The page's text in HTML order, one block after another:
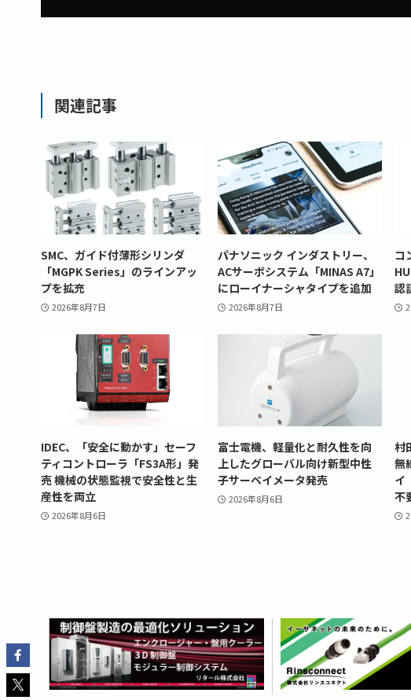
関連記事
SMC、ガイド付薄形シリンダ
「MGPK Series」のラインアッ
プを拡充
2026年8月7日
パナソニック インダストリー、
ACサーボシステム「MINAS A7」
にローイナーシャタイプを追加
2026年8月7日
コ
認
IDEC、「安全に動かす」セーフ
ティコントローラ「FS3A形」発
売 機械の状態監視で安全性と生
産性を両立
2026年8月6日
富士電機、軽量化と耐久性を向
上したグローバル向け新型中性
子サーベイメータ発売
2026年8月6日
村
無
イ
不